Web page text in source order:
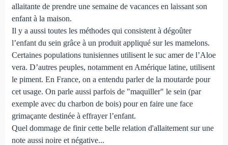
allaitante de prendre une semaine de vacances en laissant son
enfant à la maison.
Il y a aussi toutes les méthodes qui consistent à dégoûter
l’enfant du sein grâce à un produit appliqué sur les mamelons.
Certaines populations tunisiennes utilisent le suc amer de l’Aloe
vera. D’autres peuples, notamment en Amérique latine, utilisent
le piment. En France, on a entendu parler de la moutarde pour
cet usage. On parle aussi parfois de "maquiller" le sein (par
exemple avec du charbon de bois) pour en faire une face
grimaçante destinée à effrayer l’enfant.
Quel dommage de finir cette belle relation d'allaitement sur une
note aussi noire et négative...